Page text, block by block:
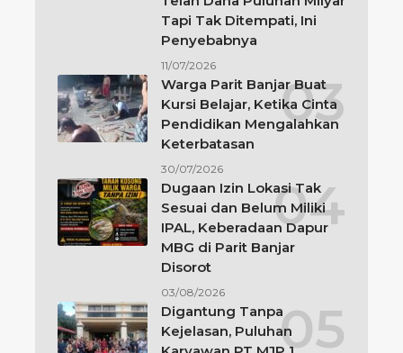
Tapi Tak Ditempati, Ini
Penyebabnya
11/07/2026
Warga Parit Banjar Buat
Kursi Belajar, Ketika Cinta
Pendidikan Mengalahkan
Keterbatasan
30/07/2026
Dugaan Izin Lokasi Tak
Sesuai dan Belum Miliki
IPAL, Keberadaan Dapur
MBG di Parit Banjar
Disorot
03/08/2026
Digantung Tanpa
Kejelasan, Puluhan